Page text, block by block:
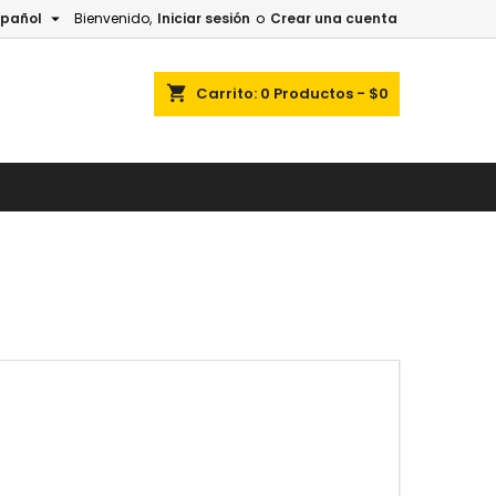
Bienvenido, Iniciar sesión o Crear una cuenta

shopping_cart Carrito: 0 Productos - $0